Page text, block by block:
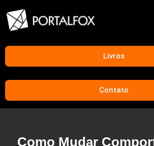
Livros
Contato
Como Mudar